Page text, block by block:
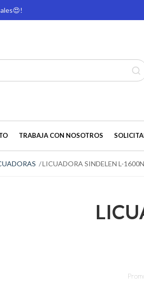
😍!
TRABAJA CON NOSOTROS
LICUADORA SINDELEN L-